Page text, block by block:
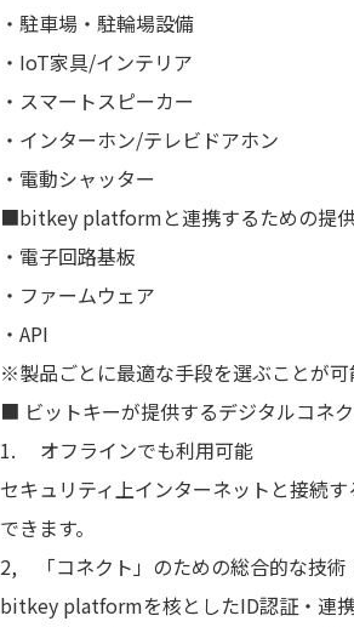
・駐車場・駐輪場設備
・IoT家具/インテリア
・スマートスピーカー
・インターホン/テレビドアホン
・電動シャッター
■bitkey platformと連携するための提
・電子回路基板
・ファームウェア
・API
※製品ごとに最適な手段を選ぶことが可
■ ビットキーが提供するデジタルコネ
1. オフラインでも利用可能
セキュリティ上インターネットと接続
できます。
2, 「コネクト」のための総合的な技術
bitkey platformを核としたID認証・連